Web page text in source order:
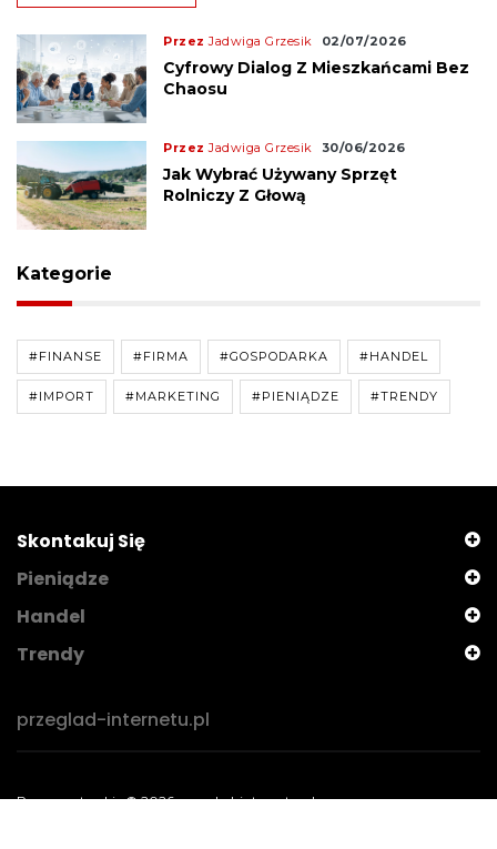
PrzezJadwiga Grzesik 02/07/2026
Cyfrowy Dialog Z Mieszkańcami Bez
Chaosu
PrzezJadwiga Grzesik 30/06/2026
Jak Wybrać Używany Sprzęt
Rolniczy Z Głową
Kategorie
#FINANSE #FIRMA #GOSPODARKA #HANDEL
#IMPORT #MARKETING #PIENIĄDZE #TRENDY
Skontakuj Się
Pieniądze
Handel
Trendy
przeglad-internetu.pl
Prawa autorskie © 2026 przeglad-internetu.pl